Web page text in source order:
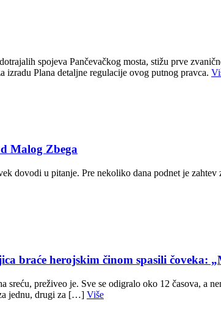
spojeva Pančevačkog mosta, stižu prve
izradu Plana detaljne regulacije ovog putnog pravca.
Malog Zbega
dovodi u pitanje. Pre nekoliko dana podnet je
braće herojskim činom spasili čoveka:
preživeo je. Sve se odigralo oko 12 časova, a
jednu, drugi za […] Više